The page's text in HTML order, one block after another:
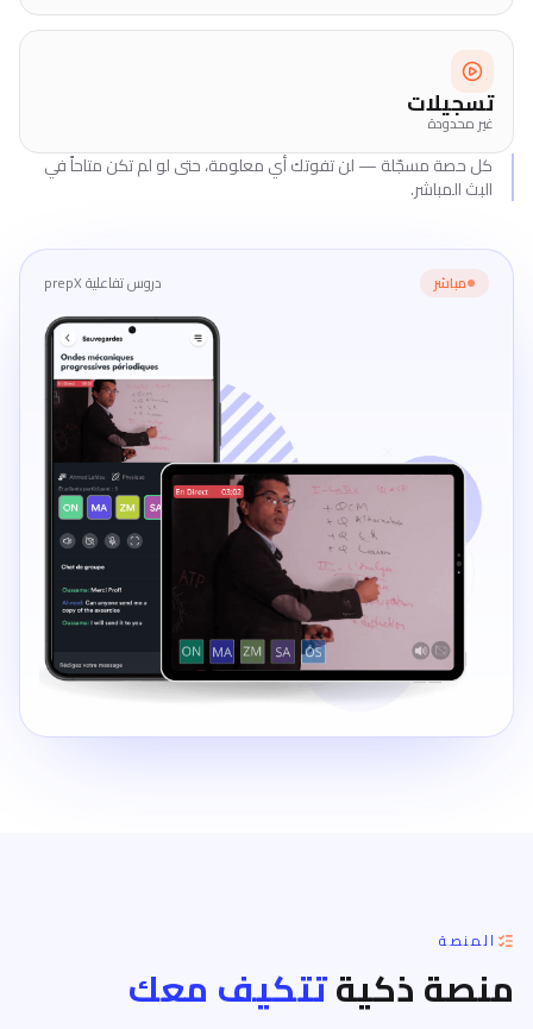
تسجيلات
غير محدودة
كل حصة مسجّلة — لن تفوتك أي معلومة، حتى لو لم تكن متاحاً في
البث المباشر.
مباشر دروس تفاعلية prepX
المنصة
منصة ذكيةتتكيف معك